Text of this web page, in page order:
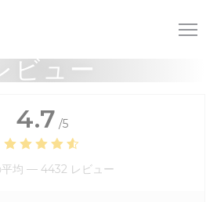
て
ビュー
4.7 /5
平均 — 4432 レビュー